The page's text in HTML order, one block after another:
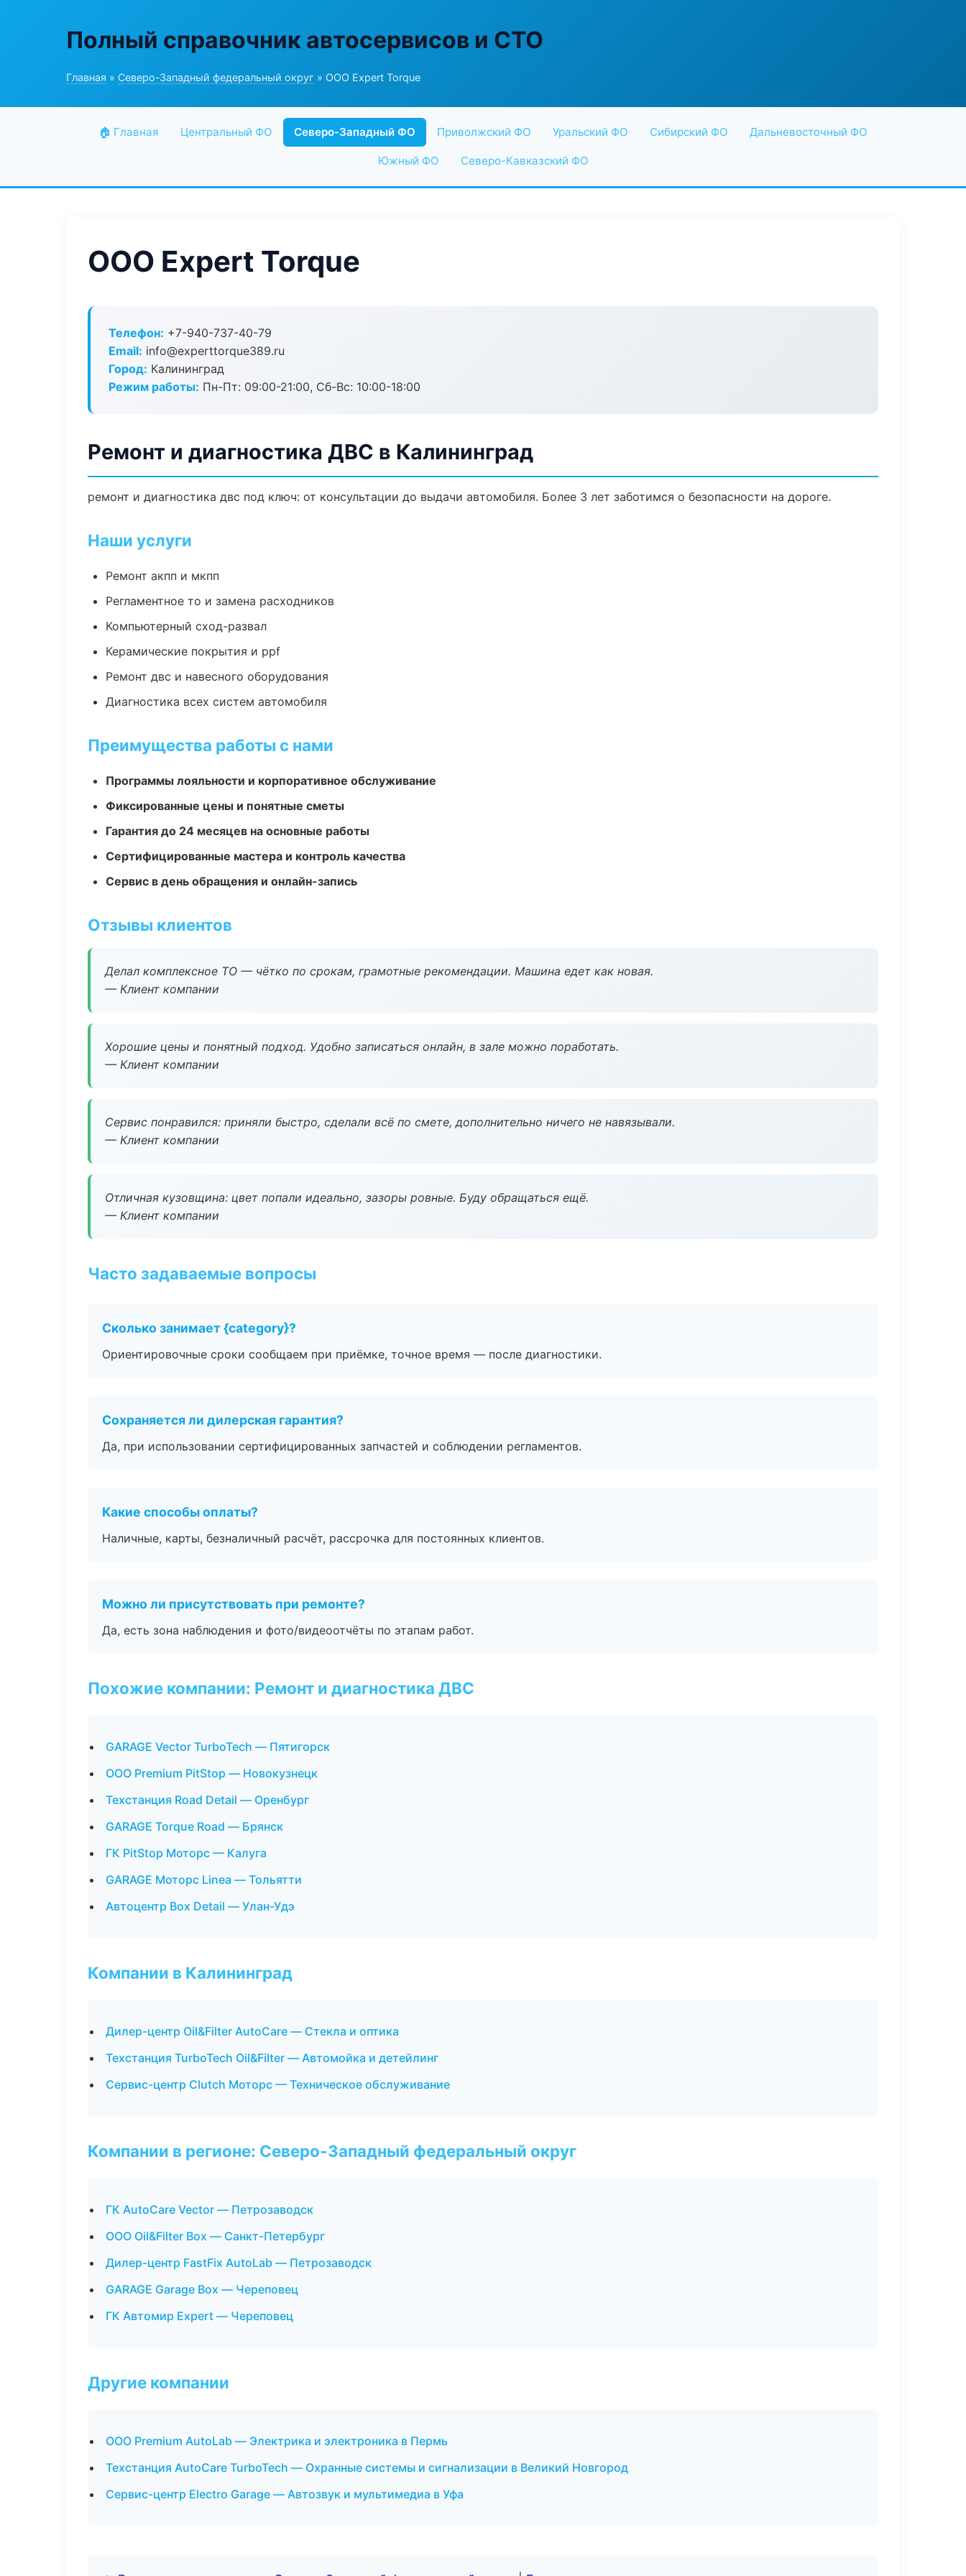
Полный справочник автосервисов и СТО
Главная » Северо-Западный федеральный округ » ООО Expert Torque
🏠 Главная Центральный ФО Северо-Западный ФО Приволжский ФО Уральский ФО Сибирский ФО Дальневосточный ФО
Южный ФО Северо-Кавказский ФО
ООО Expert Torque
Телефон: +7-940-737-40-79
Email: info@experttorque389.ru
Город: Калининград
Режим работы: Пн-Пт: 09:00-21:00, Сб-Вс: 10:00-18:00
Ремонт и диагностика ДВС в Калининград
ремонт и диагностика двс под ключ: от консультации до выдачи автомобиля. Более 3 лет заботимся о безопасности на дороге.
Наши услуги
Ремонт акпп и мкпп
Регламентное то и замена расходников
Компьютерный сход-развал
Керамические покрытия и ppf
Ремонт двс и навесного оборудования
Диагностика всех систем автомобиля
Преимущества работы с нами
Программы лояльности и корпоративное обслуживание
Фиксированные цены и понятные сметы
Гарантия до 24 месяцев на основные работы
Сертифицированные мастера и контроль качества
Сервис в день обращения и онлайн-запись
Отзывы клиентов
Делал комплексное ТО — чётко по срокам, грамотные рекомендации. Машина едет как новая.
— Клиент компании
Хорошие цены и понятный подход. Удобно записаться онлайн, в зале можно поработать.
— Клиент компании
Сервис понравился: приняли быстро, сделали всё по смете, дополнительно ничего не навязывали.
— Клиент компании
Отличная кузовщина: цвет попали идеально, зазоры ровные. Буду обращаться ещё.
— Клиент компании
Часто задаваемые вопросы
Сколько занимает {category}?
Ориентировочные сроки сообщаем при приёмке, точное время — после диагностики.
Сохраняется ли дилерская гарантия?
Да, при использовании сертифицированных запчастей и соблюдении регламентов.
Какие способы оплаты?
Наличные, карты, безналичный расчёт, рассрочка для постоянных клиентов.
Можно ли присутствовать при ремонте?
Да, есть зона наблюдения и фото/видеоотчёты по этапам работ.
Похожие компании: Ремонт и диагностика ДВС
GARAGE Vector TurboTech — Пятигорск
ООО Premium PitStop — Новокузнецк
Техстанция Road Detail — Оренбург
GARAGE Torque Road — Брянск
ГК PitStop Моторс — Калуга
GARAGE Моторс Linea — Тольятти
Автоцентр Box Detail — Улан-Удэ
Компании в Калининград
Дилер-центр Oil&Filter AutoCare — Стекла и оптика
Техстанция TurboTech Oil&Filter — Автомойка и детейлинг
Сервис-центр Clutch Моторс — Техническое обслуживание
Компании в регионе: Северо-Западный федеральный округ
ГК AutoCare Vector — Петрозаводск
ООО Oil&Filter Box — Санкт-Петербург
Дилер-центр FastFix AutoLab — Петрозаводск
GARAGE Garage Box — Череповец
ГК Автомир Expert — Череповец
Другие компании
ООО Premium AutoLab — Электрика и электроника в Пермь
Техстанция AutoCare TurboTech — Охранные системы и сигнализации в Великий Новгород
Сервис-центр Electro Garage — Автозвук и мультимедиа в Уфа